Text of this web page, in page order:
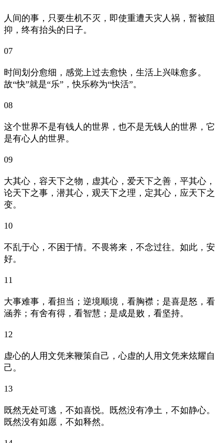
人间的事，只要生机不灭，即使重遭天灾人祸，暂被阻
抑，终有抬头的日子。
07
时间划分愈细，感觉上过去愈快，生活上兴味愈多。
故“快”就是“乐”，快乐称为“快活”。
08
这个世界不是有钱人的世界，也不是无钱人的世界，它
是有心人的世界。
09
大其心，容天下之物，虚其心，爱天下之善，平其心，
论天下之事，潜其心，观天下之理，定其心，应天下之
变。
10
不乱于心，不困于情。不畏将来，不念过往。如此，安
好。
11
大事难事，看担当；逆境顺境，看胸襟；是喜是怒，看
涵养；有舍有得，看智慧；是成是败，看坚持。
12
虚心的人用文凭来鞭策自己，心虚的人用文凭来炫耀自
己。
13
既然无处可逃，不如喜悦。既然没有净土，不如静心。
既然没有如愿，不如释然。